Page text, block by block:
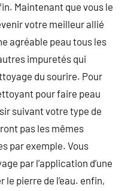
Maintenant que vous le
votre meilleur allié
agréable peau tous les
impuretés qui
du sourire. Pour
pour faire peau
suivant votre type de
pas les mêmes
par exemple. Vous
par l’application d’une
pierre de l’eau. enfin,